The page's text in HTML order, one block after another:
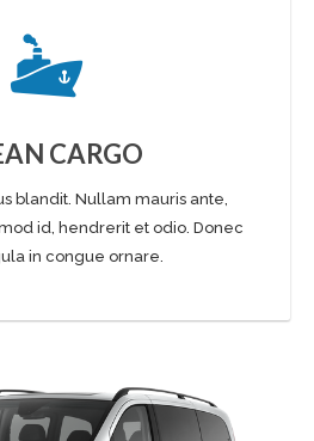
CARGO
blandit. Nullam mauris ante,
id, hendrerit et odio. Donec
in congue ornare.